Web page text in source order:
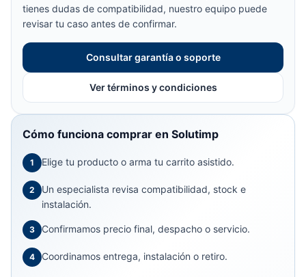
tienes dudas de compatibilidad, nuestro equipo puede
revisar tu caso antes de confirmar.
Consultar garantía o soporte
Ver términos y condiciones
Cómo funciona comprar en Solutimp
1 Elige tu producto o arma tu carrito asistido.
2
Un especialista revisa compatibilidad, stock e
instalación.
3 Confirmamos precio final, despacho o servicio.
4 Coordinamos entrega, instalación o retiro.